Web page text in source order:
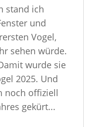
stand ich
und
Vogel,
sehen würde.
wurde sie
2025. Und
noch offiziell
gekürt...